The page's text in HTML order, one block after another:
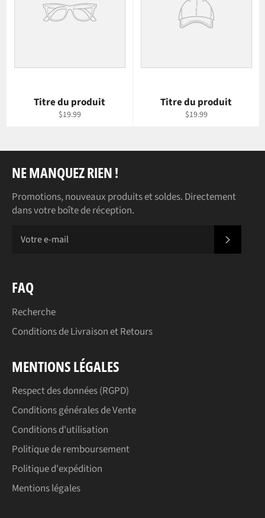
Titre du produit
$19.99
Titre du produit
$19.99
NE MANQUEZ RIEN !
Promotions, nouveaux produits et soldes. Directement
dans votre boîte de réception.
FAQ
Recherche
Conditions de Livraison et Retours
MENTIONS LÉGALES
Respect des données (RGPD)
Conditions générales de Vente
Conditions d'utilisation
Politique de remboursement
Politique d'expédition
Mentions légales